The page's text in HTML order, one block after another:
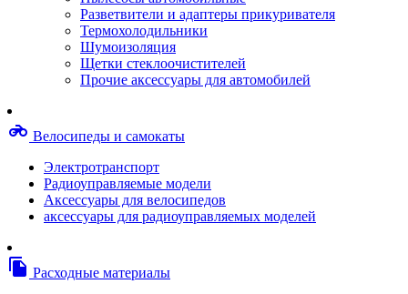
Степлерные скобы, скрепки
Термопленки
Термоузлы/печки/тэны
Тормозные площадки
Узлы/комплекты переноса изображений
Шлейфы
Баллоны со сжатым воздухом
Салфетки для чистки оргтехники
Скотч, фломастеры
Чистящие спреи, жидкости и пены
Картриджи для специализированных
Разветвители и адаптеры прикуривателя
Термохолодильники
Шумоизоляция
Щетки стеклоочистителей
Прочие аксессуары для автомобилей
motorcycle Велосипеды и самокаты
Электротранспорт
Радиоуправляемые модели
Аксессуары для велосипедов
аксессуары для радиоуправляемых моделей
file_copy Расходные материалы